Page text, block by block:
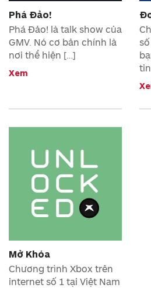
Phá Đảo!
Phá Đảo! là talk show của
GMV. Nó cơ bản chính là
nơi thể hiện […]
Xem
Mở Khóa
Chương trình Xbox trên
internet số 1 tại Việt Nam